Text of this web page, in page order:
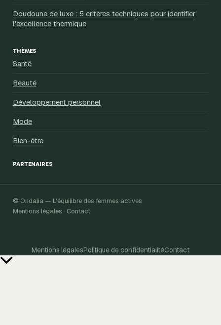
Doudoune de luxe : 5 critères techniques pour identifier
l'excellence thermique
THÈMES
Santé
Beauté
Développement personnel
Mode
Bien-être
PARTENAIRES
© Ondalia — L'équilibre des femmes actives
Mentions légales · Contact
Mentions légalesPolitique de confidentialitéContact